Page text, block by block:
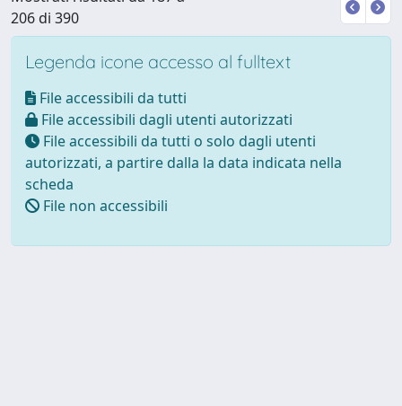
206 di 390
Legenda icone accesso al fulltext
File accessibili da tutti
File accessibili dagli utenti autorizzati
File accessibili da tutti o solo dagli utenti
autorizzati, a partire dalla la data indicata nella
scheda
File non accessibili